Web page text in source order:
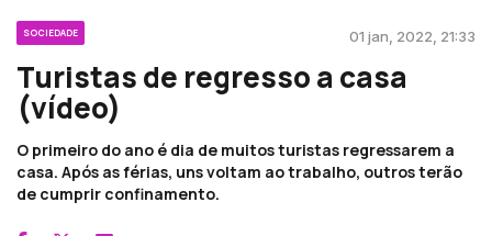
SOCIEDADE 01 jan, 2022, 21:33
Turistas de regresso a casa
(vídeo)
O primeiro do ano é dia de muitos turistas regressarem a
casa. Após as férias, uns voltam ao trabalho, outros terão
de cumprir confinamento.